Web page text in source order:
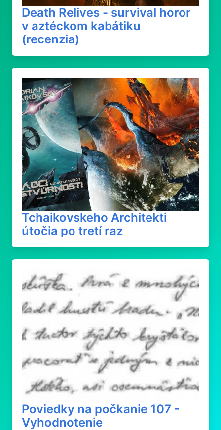
Death Relives - survival horor
v aztéckom kabátiku
(recenzia)
Tchaikovskeho Architekti
útočia po tretí raz
Poviedky na počkanie 107 -
Vyhodnotenie